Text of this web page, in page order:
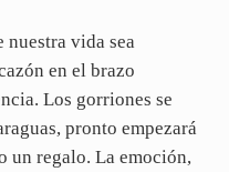
nuestra vida sea
en el brazo
Los gorriones se
pronto empezará
un regalo. La emoción,